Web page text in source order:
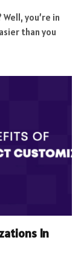
you’re in
than you
In